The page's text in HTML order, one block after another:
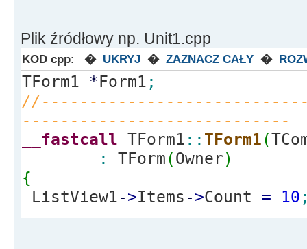
Item
- > SubItems
Item->SubItems
Item->SubItems->Add(
}
----------------------------
void
__fastcallTForm1::
{
if(ListView1->
Plik źródłowy np. Unit1.cpp
KOD cpp: � UKRYJ � ZAZNACZ CAŁY �
TForm1 *Form1 ;
----------------------------
__fastcall TForm1 :: TForm1(
:
TForm(Owner)
{
ListView1->Items ->Count = 10